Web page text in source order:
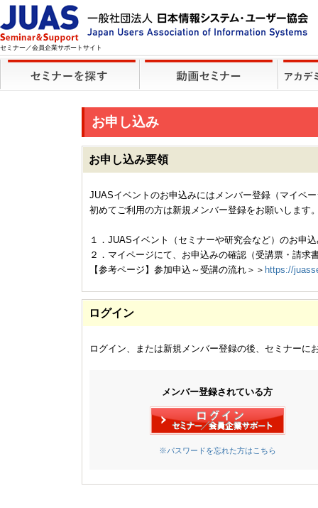
セミナー／会員企業サポートサイト
お申し込み
お申し込み要領
JUASイベントのお申込みにはメンバー登録（マイペ
初めてご利用の方は新規メンバー登録をお願いします
１．JUASイベント（セミナーや研究会など）のお申
２．マイページにて、お申込みの確認（受講票・請求
【参考ページ】参加申込～受講の流れ＞＞ https://
ログイン
ログイン、または新規メンバー登録の後、セミナーに
メンバー登録されている方
※パスワードを忘れた方はこちら